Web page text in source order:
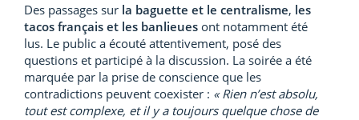
Des passages sur la baguette et le centralisme, les
tacos français et les banlieues ont notamment été
lus. Le public a écouté attentivement, posé des
questions et participé à la discussion. La soirée a été
marquée par la prise de conscience que les
contradictions peuvent coexister : « Rien n’est absolu,
tout est complexe, et il y a toujours quelque chose de